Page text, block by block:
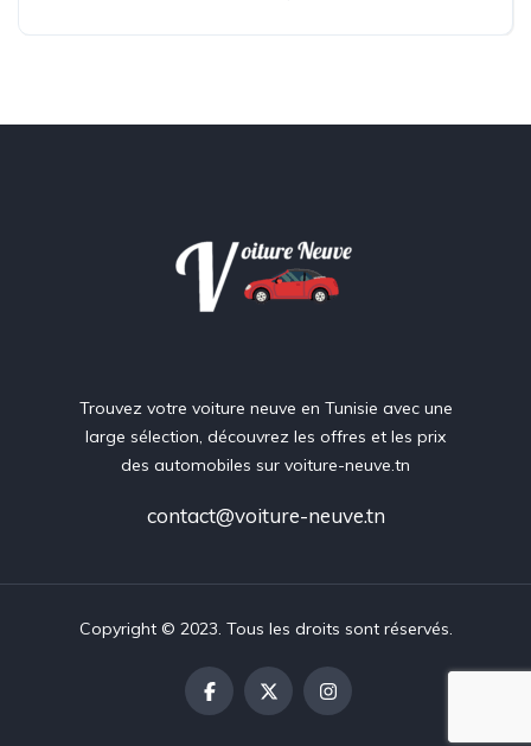
Trouvez votre voiture neuve en Tunisie avec une
large sélection, découvrez les offres et les prix
des automobiles sur voiture-neuve.tn
contact@voiture-neuve.tn
Copyright © 2023. Tous les droits sont réservés.